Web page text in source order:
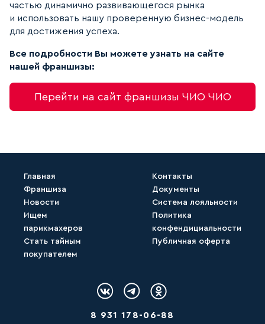
частью динамично развивающегося рынка
и использовать нашу проверенную бизнес-модель
для достижения успеха.
Все подробности Вы можете узнать на сайте
нашей франшизы:
Перейти на сайт франшизы ЧИО ЧИО
Главная
Франшиза
Новости
Ищем
парикмахеров
Стать тайным
покупателем
Контакты
Документы
Система лояльности
Политика
конфендициальности
Публичная оферта
Логотип Вконтакте
Логотип Telegram
Логотип
8 931 178-06-88